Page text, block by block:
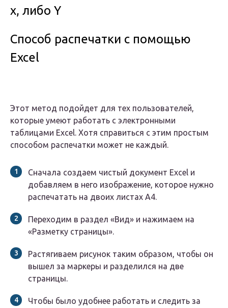
x, либо Y
Способ распечатки с помощью
Excel
Этот метод подойдет для тех пользователей,
которые умеют работать с электронными
таблицами Excel. Хотя справиться с этим простым
способом распечатки может не каждый.
Сначала создаем чистый документ Excel и
добавляем в него изображение, которое нужно
распечатать на двоих листах А4.
Переходим в раздел «Вид» и нажимаем на
«Разметку страницы».
Растягиваем рисунок таким образом, чтобы он
вышел за маркеры и разделился на две
страницы.
Чтобы было удобнее работать и следить за